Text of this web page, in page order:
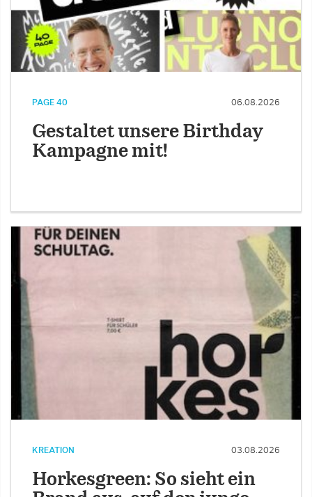
PAGE 40 06.08.2026
Gestaltet unsere Birthday
Kampagne mit!
KREATION 03.08.2026
Horkesgreen: So sieht ein